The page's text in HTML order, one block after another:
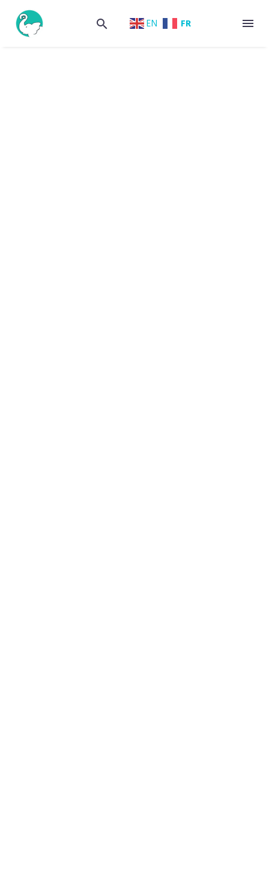
EN FR